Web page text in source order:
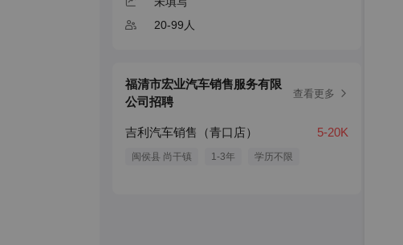
20-99人
福清市宏业汽车销售服务有限
公司招聘
查看更多
吉利汽车销售（青口店） 5-20K
闽侯县 尚干镇 1-3年 学历不限